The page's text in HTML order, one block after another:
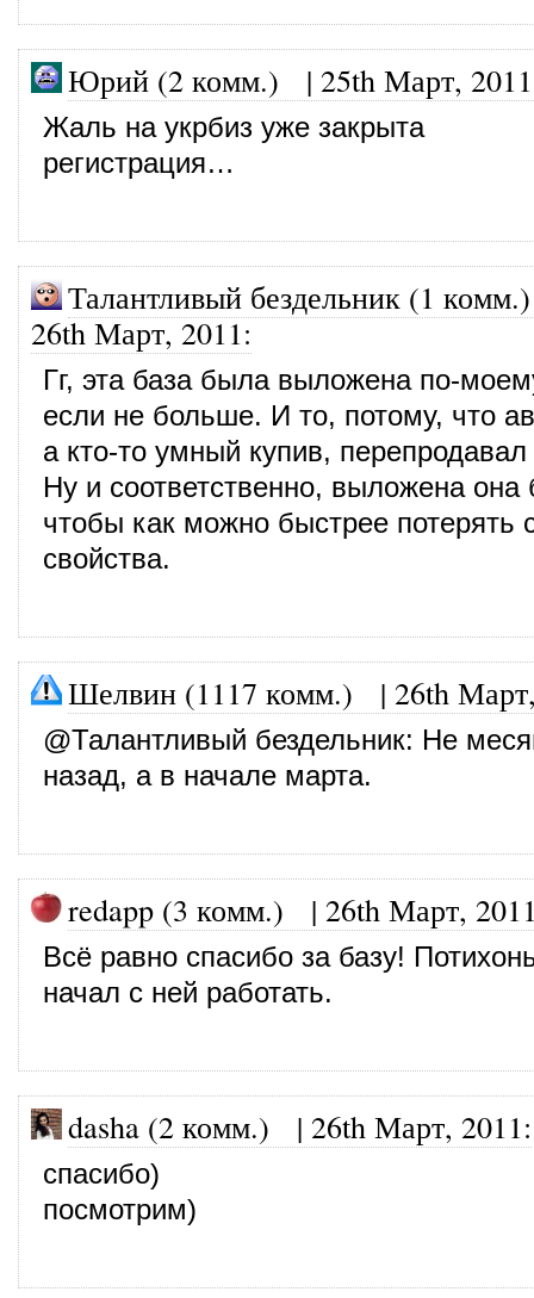
Юрий (2 комм.) | 25th Март, 2011
Жаль на укрбиз уже закрыта
регистрация…
Талантливый бездельник (1 комм.)
26th Март, 2011:
Гг, эта база была выложена по-
если не больше. И то, потому, что
а кто-то умный купив, перепродавал
Ну и соответственно, выложена она
чтобы как можно быстрее потерять
свойства.
Шелвин (1117 комм.) | 26th
@Талантливый бездельник: Не
назад, а в начале марта.
redapp (3 комм.) | 26th Март,
Всё равно спасибо за базу!
начал с ней работать.
dasha (2 комм.) | 26th Март, 2011:
спасибо)
посмотрим)